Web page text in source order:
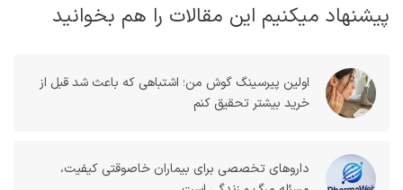
پیشنهاد میکنیم این مقالات را هم بخوانید
اولین پیرسینگ گوش من؛ اشتباهی که باعث شد قبل از
خرید بیشتر تحقیق کنم
داروهای تخصصی برای بیماران خاصوقتی کیفیت،